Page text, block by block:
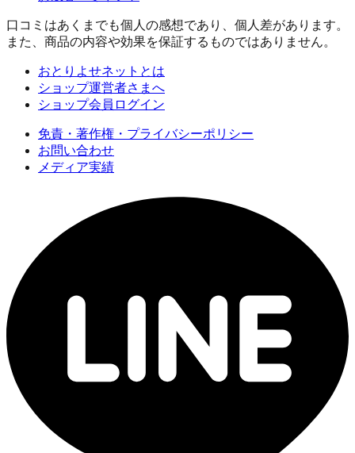
口コミはあくまでも個人の感想であり、個人差があります。
また、商品の内容や効果を保証するものではありません。
おとりよせネットとは
ショップ運営者さまへ
ショップ会員ログイン
免責・著作権・プライバシーポリシー
お問い合わせ
メディア実績